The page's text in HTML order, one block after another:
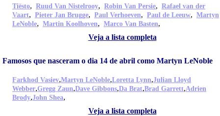
Tiësto, Ruud Van Nistelrooy, Robin Van Persie, Rafael van der
Vaart, Pieter Jan Brugge, Paul Verhoeven, Paul de Leeuw, Martyn
LeNoble, Martin Koolhoven, Marco Van Basten,
Veja a lista completa
Famosos que nasceram o dia 14 de abril como Martyn LeNoble
Farkhod Vasiev,Martyn LeNoble,Loretta Lynn,Julian Lloyd
Webber,Gregg Zaun,Dave Gibbons,Da Brat,Brad Garrett,Adrien
Brody,John Shea,
Veja a lista completa